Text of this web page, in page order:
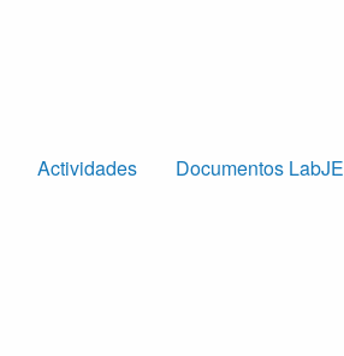
Actividades Documentos LabJE